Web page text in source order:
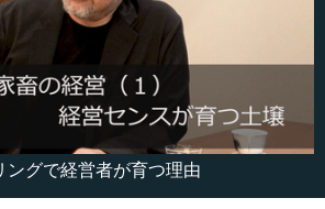
ングで経営者が育つ理由